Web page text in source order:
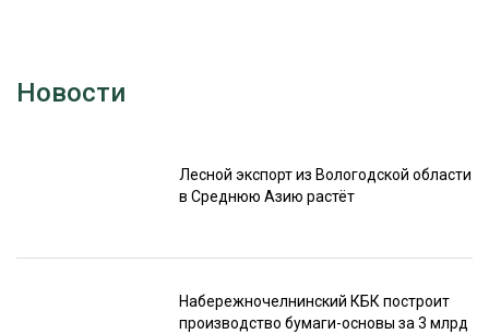
Новости
Лесной экспорт из Вологодской области
в Среднюю Азию растёт
Набережночелнинский КБК построит
производство бумаги-основы за 3 млрд